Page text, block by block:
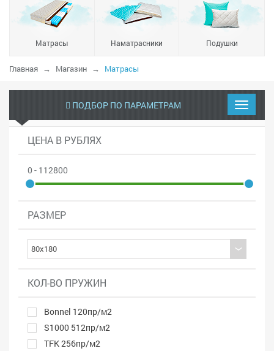
Матрасы Наматрасники Подушки
Главная Магазин Матрасы
ПОДБОР ПО ПАРАМЕТРАМ
ЦЕНА В РУБЛЯХ
0 - 112800
РАЗМЕР
КОЛ-ВО ПРУЖИН
Bonnel 120пр/м2
S1000 512пр/м2
TFK 256пр/м2